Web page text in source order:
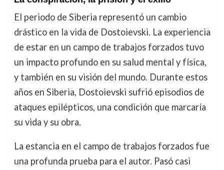
El periodo de Siberia representó un cambio
drástico en la vida de Dostoievski. La experiencia
de estar en un campo de trabajos forzados tuvo
un impacto profundo en su salud mental y física,
y también en su visión del mundo. Durante estos
años en Siberia, Dostoievski sufrió episodios de
ataques epilépticos, una condición que marcaría
su vida y su obra.
La estancia en el campo de trabajos forzados fue
una profunda prueba para el autor. Pasó casi